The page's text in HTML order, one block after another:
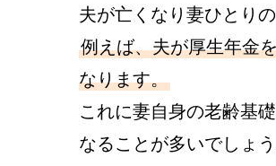
夫が亡くなり妻ひとり
例えば、夫が厚生年金
なります。
これに妻自身の老齢基
なることが多いでしょう